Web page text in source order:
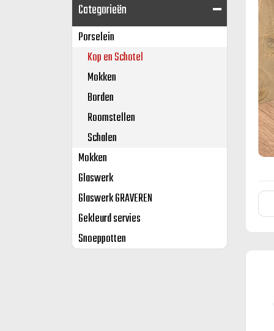
Categorieën
Porselein
Kop en Schotel
Mokken
Borden
Roomstellen
Schalen
Mokken
Glaswerk
Glaswerk GRAVEREN
Gekleurd servies
Snoeppotten